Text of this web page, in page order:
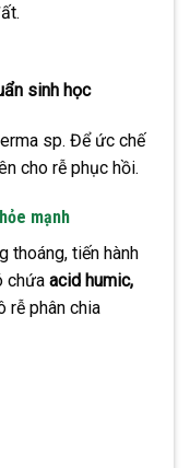
sinh học
sp. Để ức chế
cho rễ phục hồi.
mạnh
thoáng, tiến hành
chứa acid humic,
rễ phân chia